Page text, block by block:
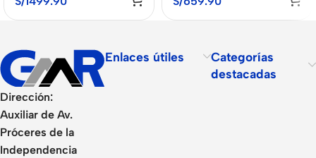
Dirección:
Auxiliar de Av.
Próceres de la
Independencia
Enlaces útiles
Categorías
destacadas